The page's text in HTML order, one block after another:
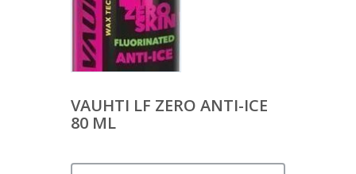
VAUHTI LF ZERO ANTI-ICE
80 ML